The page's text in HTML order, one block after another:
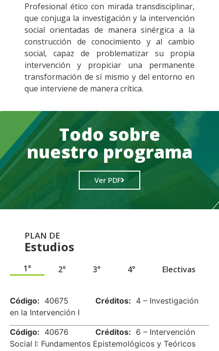
Profesional ético con mirada transdisciplinar,
que conjuga la investigación y la intervención
social orientadas de manera sinérgica a la
construcción de conocimiento y al cambio
social, capaz de problematizar su propia
intervención y propiciar una permanente
transformación de sí mismo y del entorno en
que interviene de manera crítica.
Todo sobre
nuestro programa
Ver PDF
PLAN DE
Estudios
1° 2° 3° 4° Electivas
Código: 40675 Créditos: 4 – Investigación
en la Intervención I
Código: 40676 Créditos: 6 – Intervención
Social I: Fundamentos Epistemológicos y Teóricos